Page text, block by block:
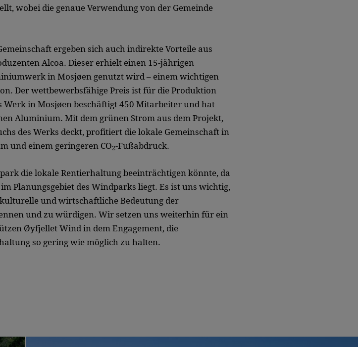
wobei die genaue Verwendung von der Gemeinde
ergeben sich auch indirekte Vorteile aus
Alcoa. Dieser erhielt einen 15-jährigen
in Mosjøen genutzt wird – einem wichtigen
Der wettbewerbsfähige Preis ist für die Produktion
Werk in Mosjøen beschäftigt 450 Mitarbeiter und hat
Aluminium. Mit dem grünen Strom aus dem Projekt,
des Werks deckt, profitiert die lokale Gemeinschaft in
und einem geringeren CO2-Fußabdruck.
die lokale Rentierhaltung beeinträchtigen könnte, da
Planungsgebiet des Windparks liegt. Es ist uns wichtig,
kulturelle und wirtschaftliche Bedeutung der
und zu würdigen. Wir setzen uns weiterhin für ein
Øyfjellet Wind in dem Engagement, die
so gering wie möglich zu halten.